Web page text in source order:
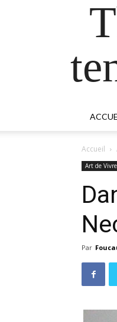
Accueil
Art de Vivre
Par